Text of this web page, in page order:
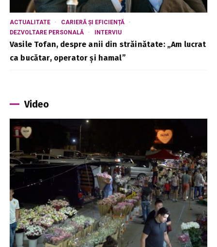
ACTUALITATE
CARIERĂ ȘI EFICIENȚĂ
DEZVOLTARE PERSONALĂ
INTERVIU
Vasile Tofan, despre anii din străinătate: „Am lucrat
ca bucătar, operator și hamal”
Video